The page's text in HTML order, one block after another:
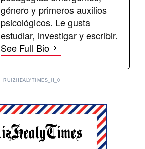
género y primeros auxilios
psicológicos. Le gusta
estudiar, investigar y escribir.
See Full Bio
RUIZHEALYTIMES_H_0